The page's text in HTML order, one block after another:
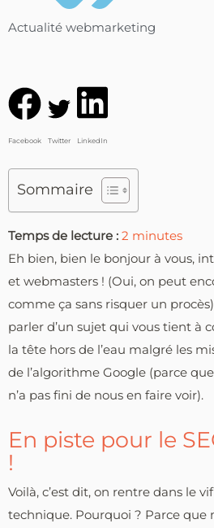
Actualité webmarketing
Facebook Twitter LinkedIn
Sommaire
Temps de lecture : 2 minutes
Eh bien, bien le bonjour à vous,
et webmasters ! (Oui, on peut
comme ça sans risquer un
parler d’un sujet qui vous tient à
la tête hors de l’eau malgré les
de l’algorithme Google (parce
n’a pas fini de nous en faire voir).
En piste pour le
!
Voilà, c’est dit, on rentre dans le
technique. Pourquoi ? Parce que